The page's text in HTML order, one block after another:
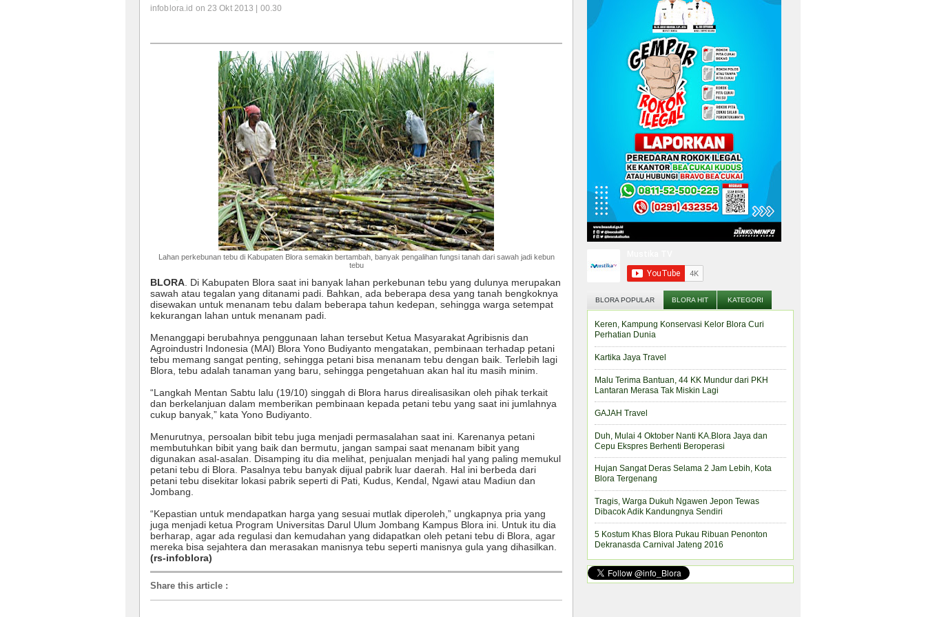
infoblora.id on 23 Okt 2013 | 00.30
Lahan perkebunan tebu di Kabupaten Blora semakin bertambah, banyak pengalihan fungsi tanah dari sawah jadi kebun
tebu
BLORA . Di Kabupaten Blora saat ini banyak lahan perkebunan tebu yang dulunya merupakan
sawah atau tegalan yang ditanami padi. Bahkan, ada beberapa desa yang tanah bengkoknya
disewakan untuk menanam tebu dalam beberapa tahun kedepan, sehingga warga setempat
kekurangan lahan untuk menanam padi.
Menanggapi berubahnya penggunaan lahan tersebut Ketua Masyarakat Agribisnis dan
Agroindustri Indonesia (MAI) Blora Yono Budiyanto mengatakan, pembinaan terhadap petani
tebu memang sangat penting, sehingga petani bisa menanam tebu dengan baik. Terlebih lagi
Blora, tebu adalah tanaman yang baru, sehingga pengetahuan akan hal itu masih minim.
“Langkah Mentan Sabtu lalu (19/10) singgah di Blora harus direalisasikan oleh pihak terkait
dan berkelanjuan dalam memberikan pembinaan kepada petani tebu yang saat ini jumlahnya
cukup banyak,” kata Yono Budiyanto.
Menurutnya, persoalan bibit tebu juga menjadi permasalahan saat ini. Karenanya petani
membutuhkan bibit yang baik dan bermutu, jangan sampai saat menanam bibit yang
digunakan asal-asalan. Disamping itu dia melihat, penjualan menjadi hal yang paling memukul
petani tebu di Blora. Pasalnya tebu banyak dijual pabrik luar daerah. Hal ini berbeda dari
petani tebu disekitar lokasi pabrik seperti di Pati, Kudus, Kendal, Ngawi atau Madiun dan
Jombang.
“Kepastian untuk mendapatkan harga yang sesuai mutlak diperoleh,” ungkapnya pria yang
juga menjadi ketua Program Universitas Darul Ulum Jombang Kampus Blora ini. Untuk itu dia
berharap, agar ada regulasi dan kemudahan yang didapatkan oleh petani tebu di Blora, agar
mereka bisa sejahtera dan merasakan manisnya tebu seperti manisnya gula yang dihasilkan.
(rs-infoblora)
Share this article :
BLORA POPULAR BLORA HIT KATEGORI
Keren, Kampung Konservasi Kelor Blora Curi
Perhatian Dunia
Kartika Jaya Travel
Malu Terima Bantuan, 44 KK Mundur dari PKH
Lantaran Merasa Tak Miskin Lagi
GAJAH Travel
Duh, Mulai 4 Oktober Nanti KA.Blora Jaya dan
Cepu Ekspres Berhenti Beroperasi
Hujan Sangat Deras Selama 2 Jam Lebih, Kota
Blora Tergenang
Tragis, Warga Dukuh Ngawen Jepon Tewas
Dibacok Adik Kandungnya Sendiri
5 Kostum Khas Blora Pukau Ribuan Penonton
Dekranasda Carnival Jateng 2016